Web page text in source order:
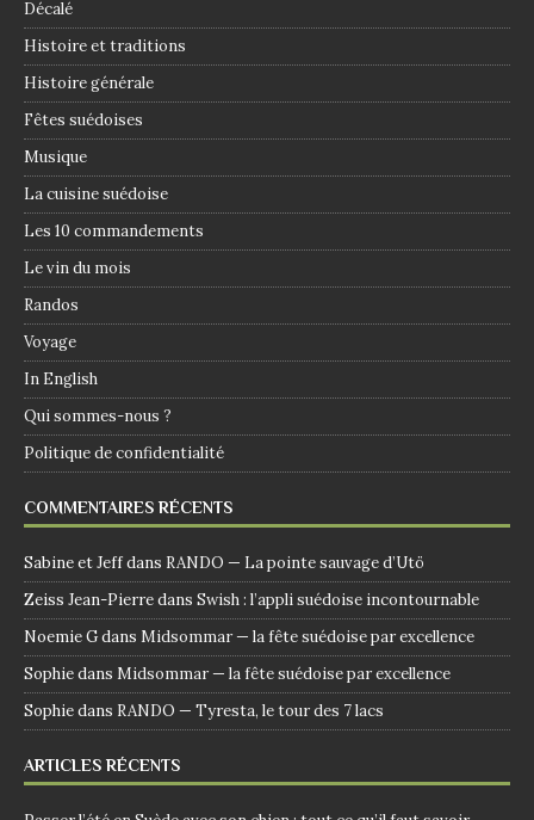
Décalé
Histoire et traditions
Histoire générale
Fêtes suédoises
Musique
La cuisine suédoise
Les 10 commandements
Le vin du mois
Randos
Voyage
In English
Qui sommes-nous ?
Politique de confidentialité
COMMENTAIRES RÉCENTS
Sabine et Jeffdans RANDO — La pointe sauvage d’Utö
Zeiss Jean-Pierredans Swish : l’appli suédoise incontournable
Noemie Gdans Midsommar — la fête suédoise par excellence
Sophiedans Midsommar — la fête suédoise par excellence
Sophiedans RANDO — Tyresta, le tour des 7 lacs
ARTICLES RÉCENTS